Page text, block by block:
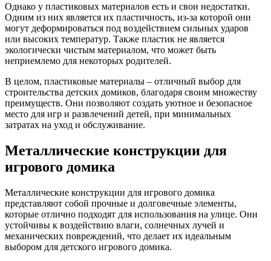
Однако у пластиковых материалов есть и свои недостатки.
Одним из них является их пластичность, из-за которой они
могут деформироваться под воздействием сильных ударов
или высоких температур. Также пластик не является
экологически чистым материалом, что может быть
неприемлемо для некоторых родителей.
В целом, пластиковые материалы – отличный выбор для
строительства детских домиков, благодаря своим множеству
преимуществ. Они позволяют создать уютное и безопасное
место для игр и развлечений детей, при минимальных
затратах на уход и обслуживание.
Металлические конструкции для
игрового домика
Металлические конструкции для игрового домика
представляют собой прочные и долговечные элементы,
которые отлично подходят для использования на улице. Они
устойчивы к воздействию влаги, солнечных лучей и
механических повреждений, что делает их идеальным
выбором для детского игрового домика.